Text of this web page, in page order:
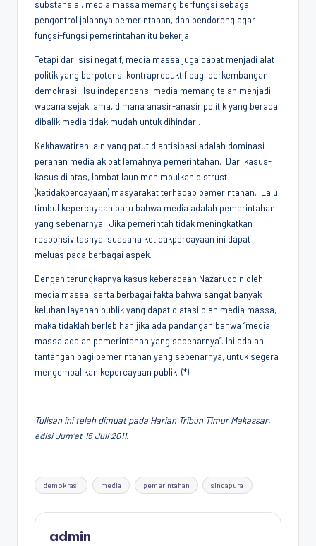
substansial, media massa memang berfungsi sebagai
pengontrol jalannya pemerintahan, dan pendorong agar
fungsi-fungsi pemerintahan itu bekerja.
Tetapi dari sisi negatif, media massa juga dapat menjadi alat
politik yang berpotensi kontraproduktif bagi perkembangan
demokrasi. Isu independensi media memang telah menjadi
wacana sejak lama, dimana anasir-anasir politik yang berada
dibalik media tidak mudah untuk dihindari.
Kekhawatiran lain yang patut diantisipasi adalah dominasi
peranan media akibat lemahnya pemerintahan. Dari kasus-
kasus di atas, lambat laun menimbulkan distrust
(ketidakpercayaan) masyarakat terhadap pemerintahan. Lalu
timbul kepercayaan baru bahwa media adalah pemerintahan
yang sebenarnya. Jika pemerintah tidak meningkatkan
responsivitasnya, suasana ketidakpercayaan ini dapat
meluas pada berbagai aspek.
Dengan terungkapnya kasus keberadaan Nazaruddin oleh
media massa, serta berbagai fakta bahwa sangat banyak
keluhan layanan publik yang dapat diatasi oleh media massa,
maka tidaklah berlebihan jika ada pandangan bahwa “media
massa adalah pemerintahan yang sebenarnya”. Ini adalah
tantangan bagi pemerintahan yang sebenarnya, untuk segera
mengembalikan kepercayaan publik. (*)
Tulisan ini telah dimuat pada Harian Tribun Timur Makassar,
edisi Jum’at 15 Juli 2011.
Tags:
demokrasi media pemerintahan singapura
admin